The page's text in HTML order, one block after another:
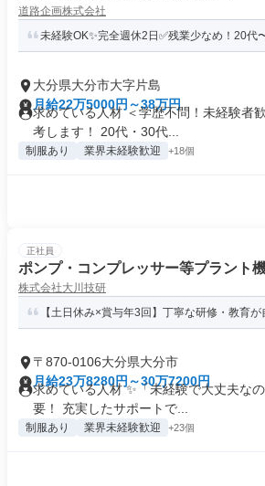
道路企画株式会社
未経験OK✨完全週休2日✅残業少なめ！20代
大分県大分市大字片島
月給22万5000円～38万円
求めている人材 ＜学歴不問！未経験者
考します！ 20代・30代...
制服あり 業界未経験歓迎 +18個
正社員
ポンプ・コンプレッサー等プラント
株式会社大川技研
【土日休み×賞与年3回】丁寧な研修・教育
〒870-0106大分県大分市
月給23万8280円～30万7200円
求めている人材 ✨「未経験で大丈夫な
要！ 充実したサポートで...
制服あり 業界未経験歓迎 +23個